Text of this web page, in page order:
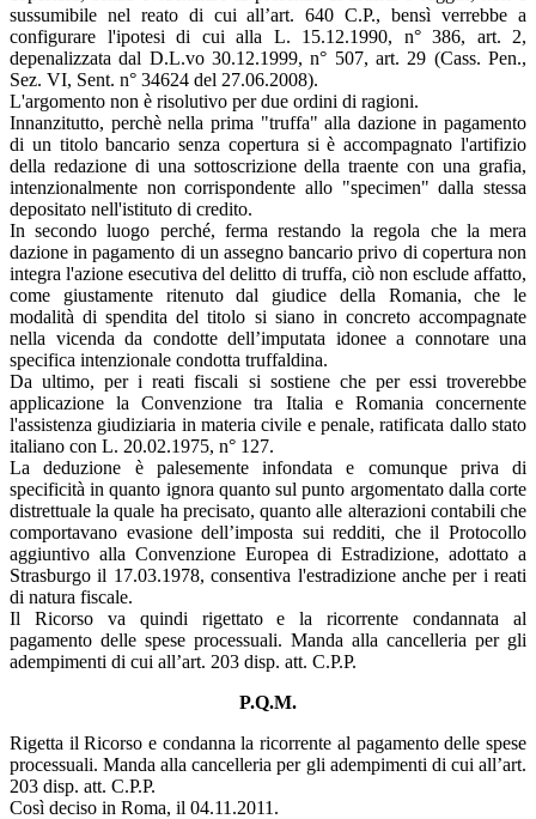
sussumibile nel reato di cui all’art. 640 C.P., bensì verrebbe a
configurare l'ipotesi di cui alla L. 15.12.1990, n° 386, art. 2,
depenalizzata dal D.L.vo 30.12.1999, n° 507, art. 29 (Cass. Pen.,
Sez. VI, Sent. n° 34624 del 27.06.2008).
L'argomento non è risolutivo per due ordini di ragioni.
Innanzitutto, perchè nella prima "truffa" alla dazione in pagamento
di un titolo bancario senza copertura si è accompagnato l'artifizio
della redazione di una sottoscrizione della traente con una grafia,
intenzionalmente non corrispondente allo "specimen" dalla stessa
depositato nell'istituto di credito.
In secondo luogo perché, ferma restando la regola che la mera
dazione in pagamento di un assegno bancario privo di copertura non
integra l'azione esecutiva del delitto di truffa, ciò non esclude affatto,
come giustamente ritenuto dal giudice della Romania, che le
modalità di spendita del titolo si siano in concreto accompagnate
nella vicenda da condotte dell’imputata idonee a connotare una
specifica intenzionale condotta truffaldina.
Da ultimo, per i reati fiscali si sostiene che per essi troverebbe
applicazione la Convenzione tra Italia e Romania concernente
l'assistenza giudiziaria in materia civile e penale, ratificata dallo stato
italiano con L. 20.02.1975, n° 127.
La deduzione è palesemente infondata e comunque priva di
specificità in quanto ignora quanto sul punto argomentato dalla corte
distrettuale la quale ha precisato, quanto alle alterazioni contabili che
comportavano evasione dell’imposta sui redditi, che il Protocollo
aggiuntivo alla Convenzione Europea di Estradizione, adottato a
Strasburgo il 17.03.1978, consentiva l'estradizione anche per i reati
di natura fiscale.
Il Ricorso va quindi rigettato e la ricorrente condannata al
pagamento delle spese processuali. Manda alla cancelleria per gli
adempimenti di cui all’art. 203 disp. att. C.P.P.
P.Q.M.
Rigetta il Ricorso e condanna la ricorrente al pagamento delle spese
processuali. Manda alla cancelleria per gli adempimenti di cui all’art.
203 disp. att. C.P.P.
Così deciso in Roma, il 04.11.2011.